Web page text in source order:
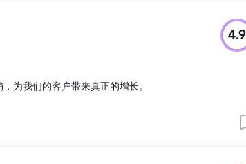
4.9
为我们的客户带来真正的增长。